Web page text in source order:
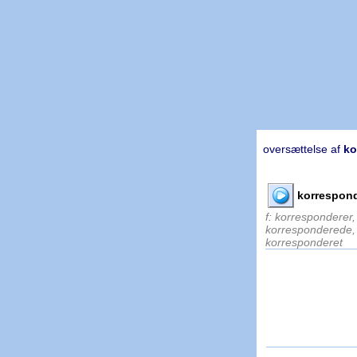
oversættelse af
f: korresponderer,
korresponderede,
korresponderet